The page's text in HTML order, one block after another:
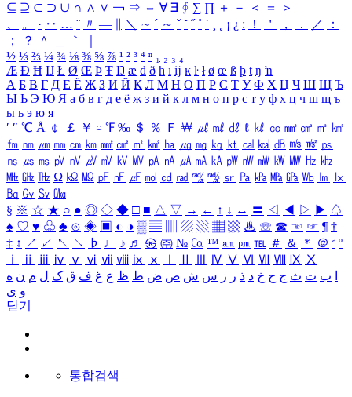
⊆ ⊇ ⊂ ⊃ ∪ ∩ ∧ ∨ ￢ ⇒ ⇔ ∀ ∃ ∮ ∑ ∏ ＋ － ＜ ＝
＞
、
。 · ‥ … ¨ 〃 ― ＼ ∼ ´ ～ ˇ ˘ ˝ ˚ ˙ ¸ ¡ ¿ ː ！ ＇ ， ． ／
：
；
？ ＾ ｀
½ ⅓ ⅔ ¼ ¾ ⅛ ⅜ ⅝ ⅞ ¹ ² ³ ⁴ ⁿ ₁ ₂ ₃ ₄
Æ Ð Ħ Ĳ Ł Ø Œ Þ Ŧ Ŋ æ đ ð ħ ı ĳ ĸ ŀ ł ø œ ß þ ŧ ŋ ŉ
А Б В Г Д Е Ё Ж З И Й К Л М Н О П Р С Т У Ф Х Ц Ч Ш Щ Ъ
Ы Ь Э Ю Я а б в г д е ё ж з и й к л м н о п р с т у ф х ц ч ш щ ъ
ы ь э ю я
′ ″ ℃ Å ￠ ￡ ￥ ¤ ℉ ‰ ＄ ％ Ｆ ￦ ㎕ ㎖ ㎗ ℓ ㎘ ㏄ ㎣ ㎤ ㎥ ㎦
㎙ ㎚ ㎛ ㎜ ㎝ ㎞ ㎟ ㎠ ㎡ ㎢ ㏊ ㎍ ㎎ ㎏ ㏏ ㎈ ㎉ ㏈ ㎧ ㎨ ㎰
㎱ ㎲ ㎳ ㎴ ㎵ ㎶ ㎷ ㎸ ㎹ ㎀ ㎁ ㎂ ㎃ ㎄ ㎺ ㎻ ㎽ ㎾ ㎿ ㎐ ㎑
㎒ ㎓ ㎔ Ω ㏀ ㏁ ㎊ ㎋ ㎌ ㏖ ㏅ ㎭ ㎮ ㎯ ㏛ ㎩ ㎪ ㎫ ㎬ ㏝ ㏐
㏓
㏃ ㏉ ㏜ ㏆
§ ※ ☆ ★ ○ ● ◎ ◇ ◆ □ ■ △ ▽ → ← ↑ ↓ ↔ 〓 ◁ ◀ ▷ ▶ ♤
♠ ♡ ♥ ♧ ♣ ⊙ ◈ ▣ ◐ ◑ ▒ ▤ ▨ ▧ ▦ ▩ ♨ ☏ ☎ ☜ ☞ ¶ †
‡ ↕ ↗ ↙ ↖ ↘ ♭ ♩ ♪ ♬ ㉿ ㈜ № ㏇ ™ ㏂ ㏘ ℡ ＃ ＆ ＊ ＠ ª º
ⅰ
ⅱ ⅲ ⅳ ⅴ ⅵ ⅶ ⅷ ⅸ ⅹ Ⅳ Ⅴ Ⅵ Ⅶ Ⅷ Ⅸ Ⅹ
ب ت ث ج ح خ د ذ ر ز س ش ص ض ط ظ ع غ ف ق ک ل م ن ه
و ی
닫기
통합검색